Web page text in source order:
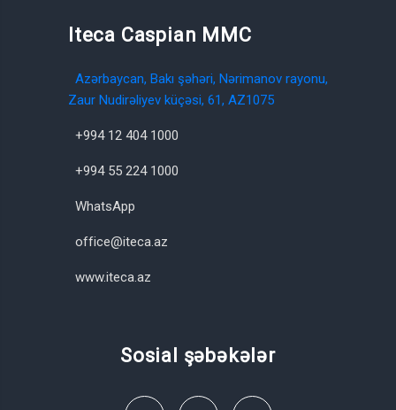
Iteca Caspian MMC
Azərbaycan, Bakı şəhəri, Nərimanov rayonu,
Zaur Nudirəliyev küçəsi, 61, AZ1075
+994 12 404 1000
+994 55 224 1000
WhatsApp
office@iteca.az
www.iteca.az
Sosial şəbəkələr